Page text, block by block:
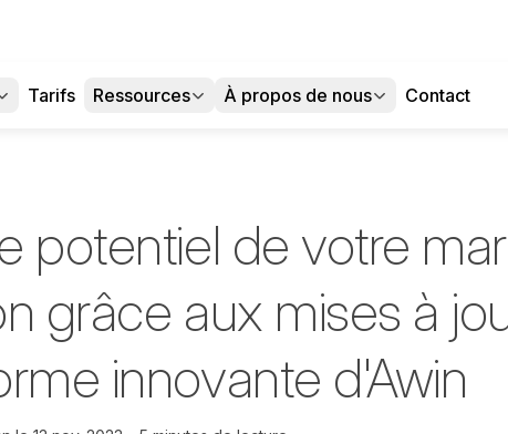
Tarifs Ressources À propos de nous Contact
potentiel de votre
grâce aux mises à
innovante d'Awin